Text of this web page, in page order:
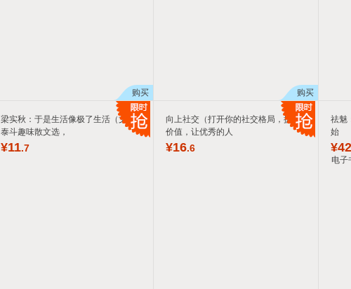
购买 购买
梁实秋：于是生活像极了生活（文学
泰斗趣味散文选，
¥11.7
向上社交（打开你的社交格局，提供
价值，让优秀的人
¥16.6
祛魅
始
¥42
电子